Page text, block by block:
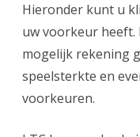
Hieronder kunt u
uw voorkeur heeft.
mogelijk rekening
speelsterkte en
voorkeuren.